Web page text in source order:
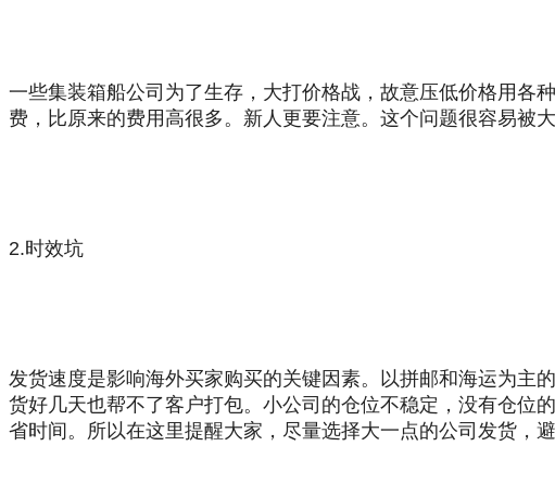
一些集装箱船公司为了生存，大打价格战，故意压低价格用各
费，比原来的费用高很多。新人更要注意。这个问题很容易被大
2.时效坑
发货速度是影响海外买家购买的关键因素。以拼邮和海运为主的
货好几天也帮不了客户打包。小公司的仓位不稳定，没有仓位
省时间。所以在这里提醒大家，尽量选择大一点的公司发货，